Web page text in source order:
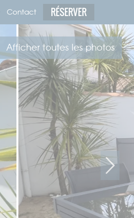
Contact RÉSERVER
Afficher toutes les photos